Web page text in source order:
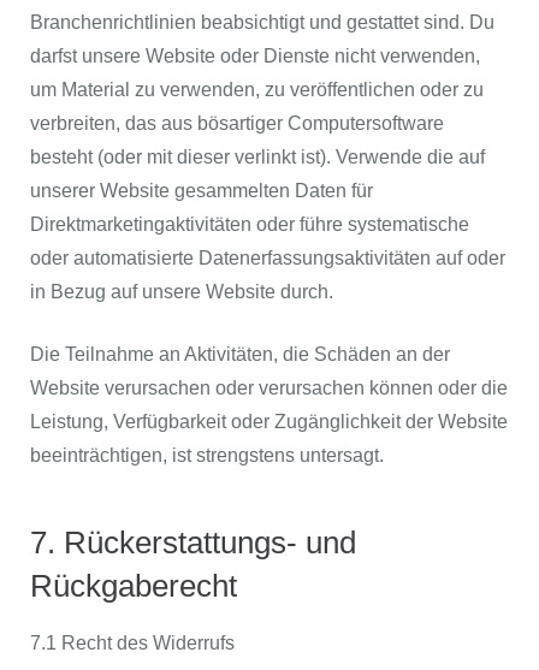
Branchenrichtlinien beabsichtigt und gestattet sind. Du
darfst unsere Website oder Dienste nicht verwenden,
um Material zu verwenden, zu veröffentlichen oder zu
verbreiten, das aus bösartiger Computersoftware
besteht (oder mit dieser verlinkt ist). Verwende die auf
unserer Website gesammelten Daten für
Direktmarketingaktivitäten oder führe systematische
oder automatisierte Datenerfassungsaktivitäten auf oder
in Bezug auf unsere Website durch.
Die Teilnahme an Aktivitäten, die Schäden an der
Website verursachen oder verursachen können oder die
Leistung, Verfügbarkeit oder Zugänglichkeit der Website
beeinträchtigen, ist strengstens untersagt.
7. Rückerstattungs- und
Rückgaberecht
7.1 Recht des Widerrufs